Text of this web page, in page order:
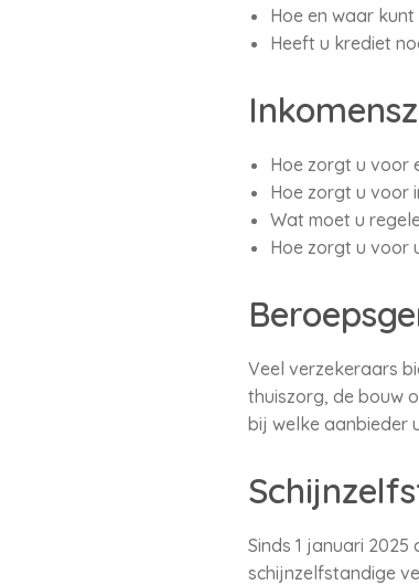
Hoe en waar
Heeft u krediet
Hoe zorgt u voor
Hoe zorgt u voor
Wat moet u
Hoe zorgt u voor
Veel verzekeraars
thuiszorg, de bouw
bij welke aanbieder
Sinds 1 januari
schijnzelfstandige